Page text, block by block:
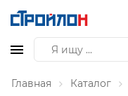
Главная Каталог